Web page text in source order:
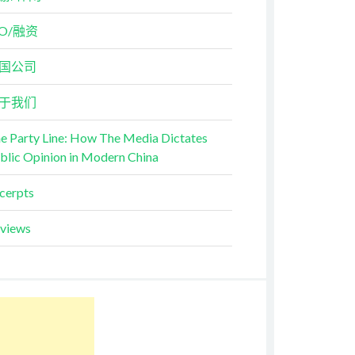
融资
公司
我们
Party Line: How The Media Dictates
Opinion in Modern China